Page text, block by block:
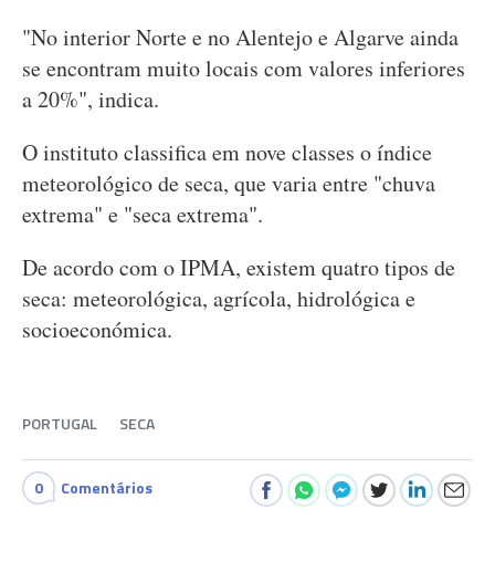
"No interior Norte e no Alentejo e Algarve ainda
se encontram muito locais com valores inferiores
a 20%", indica.
O instituto classifica em nove classes o índice
meteorológico de seca, que varia entre "chuva
extrema" e "seca extrema".
De acordo com o IPMA, existem quatro tipos de
seca: meteorológica, agrícola, hidrológica e
socioeconómica.
PORTUGAL SECA
0 Comentários